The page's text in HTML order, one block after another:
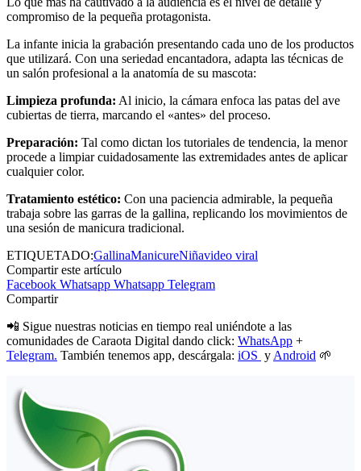
compromiso de la pequeña protagonista.
La infante inicia la grabación presentando cada uno de los productos
que utilizará. Con una seriedad encantadora, adapta las técnicas de
un salón profesional a la anatomía de su mascota:
Limpieza profunda: Al inicio, la cámara enfoca las patas del ave
cubiertas de tierra, marcando el «antes» del proceso.
Preparación: Tal como dictan los tutoriales de tendencia, la menor
procede a limpiar cuidadosamente las extremidades antes de aplicar
cualquier color.
Tratamiento estético: Con una paciencia admirable, la pequeña
trabaja sobre las garras de la gallina, replicando los movimientos de
una sesión de manicura tradicional.
ETIQUETADO:GallinaManicureNiñavideo viral
Compartir este artículo
Facebook Whatsapp Whatsapp Telegram
Compartir
📲 Sigue nuestras noticias en tiempo real uniéndote a las
comunidades de Caraota Digital dando click: WhatsApp +
Telegram. También tenemos app, descárgala: iOS y Android 🌱